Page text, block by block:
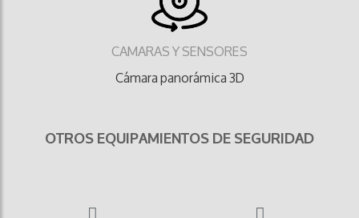
CAMARAS Y SENSORES
Cámara panorámica 3D
OTROS EQUIPAMIENTOS DE SEGURIDAD